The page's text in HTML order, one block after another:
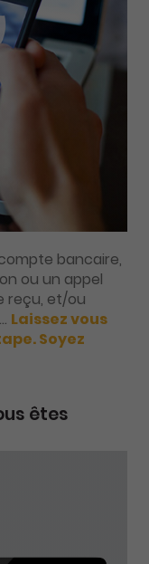
bancaire,
ou un appel
reçu, et/ou
Laissez vous
Soyez
êtes